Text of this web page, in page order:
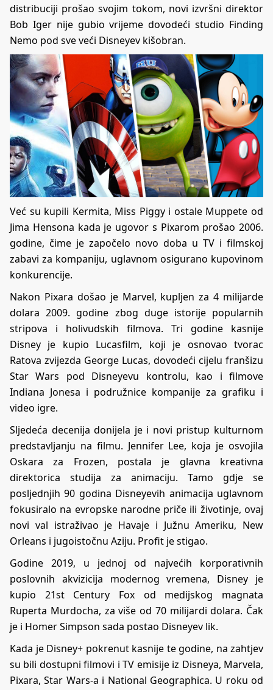
distribuciji prošao svojim tokom, novi izvršni direktor
Bob Iger nije gubio vrijeme dovodeći studio Finding
Nemo pod sve veći Disneyev kišobran.
Već su kupili Kermita, Miss Piggy i ostale Muppete od
Jima Hensona kada je ugovor s Pixarom prošao 2006.
godine, čime je započelo novo doba u TV i filmskoj
zabavi za kompaniju, uglavnom osigurano kupovinom
konkurencije.
Nakon Pixara došao je Marvel, kupljen za 4 milijarde
dolara 2009. godine zbog duge istorije popularnih
stripova i holivudskih filmova. Tri godine kasnije
Disney je kupio Lucasfilm, koji je osnovao tvorac
Ratova zvijezda George Lucas, dovodeći cijelu franšizu
Star Wars pod Disneyevu kontrolu, kao i filmove
Indiana Jonesa i podružnice kompanije za grafiku i
video igre.
Sljedeća decenija donijela je i novi pristup kulturnom
predstavljanju na filmu. Jennifer Lee, koja je osvojila
Oskara za Frozen, postala je glavna kreativna
direktorica studija za animaciju. Tamo gdje se
posljednjih 90 godina Disneyevih animacija uglavnom
fokusiralo na evropske narodne priče ili životinje, ovaj
novi val istraživao je Havaje i Južnu Ameriku, New
Orleans i jugoistočnu Aziju. Profit je stigao.
Godine 2019, u jednoj od najvećih korporativnih
poslovnih akvizicija modernog vremena, Disney je
kupio 21st Century Fox od medijskog magnata
Ruperta Murdocha, za više od 70 milijardi dolara. Čak
je i Homer Simpson sada postao Disneyev lik.
Kada je Disney+ pokrenut kasnije te godine, na zahtjev
su bili dostupni filmovi i TV emisije iz Disneya, Marvela,
Pixara, Star Wars-a i National Geographica. U roku od